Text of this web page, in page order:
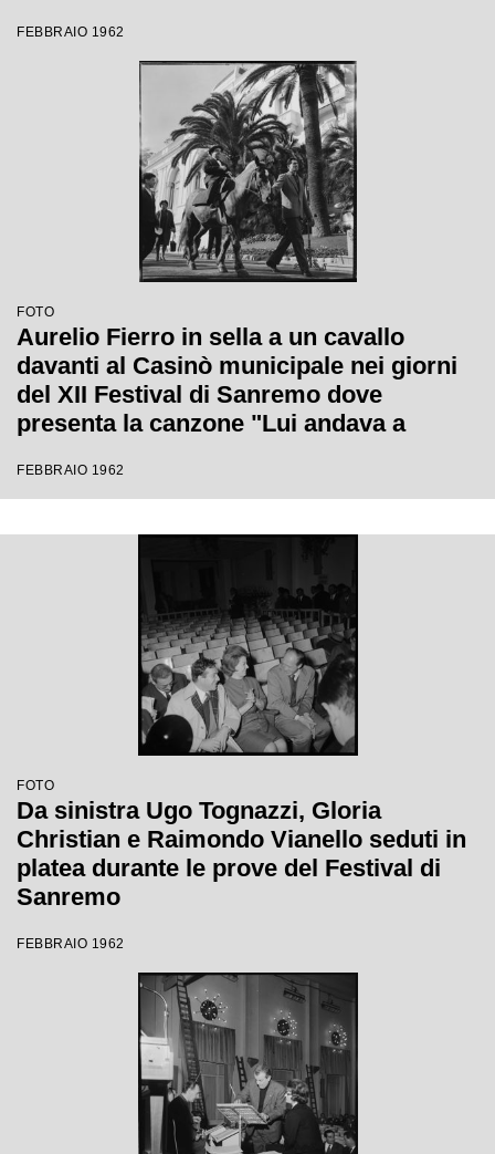
FEBBRAIO 1962
FOTO
Aurelio Fierro in sella a un cavallo
davanti al Casinò municipale nei giorni
del XII Festival di Sanremo dove
presenta la canzone "Lui andava a
FEBBRAIO 1962
FOTO
Da sinistra Ugo Tognazzi, Gloria
Christian e Raimondo Vianello seduti in
platea durante le prove del Festival di
Sanremo
FEBBRAIO 1962